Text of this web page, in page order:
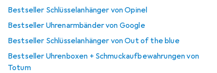
Bestseller Schlüsselanhänger von Opinel
Bestseller Uhrenarmbänder von Google
Bestseller Schlüsselanhänger von Out of the blue
Bestseller Uhrenboxen + Schmuckaufbewahrungen von
Totum